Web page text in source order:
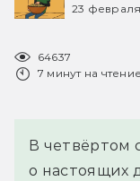
23 февраля
64637
7 минут на чтение
В четвёртом
о настоящих